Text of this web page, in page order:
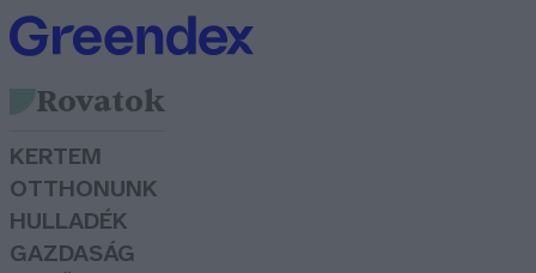
Rovatok
KERTEM
OTTHONUNK
HULLADÉK
GAZDASÁG